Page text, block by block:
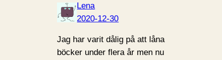
Lena
2020-12-30
Jag har varit dålig på att låna
böcker under flera år men nu